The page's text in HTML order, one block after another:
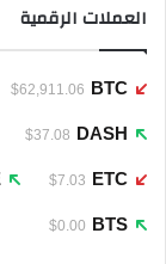
العملات الرقمية
BTC
$62,911.06
DASH
$37.08
ETC
$7.03
BTS
$0.00